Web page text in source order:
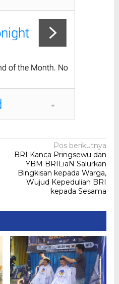
Pos berikutnya
BRI Kanca Pringsewu dan
YBM BRILiaN Salurkan
Bingkisan kepada Warga,
Wujud Kepedulian BRI
kepada Sesama